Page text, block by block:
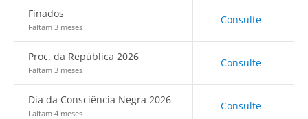
Finados
Faltam 3 meses
Consulte
Proc. da República 2026
Faltam 3 meses
Consulte
Dia da Consciência Negra 2026
Faltam 4 meses
Consulte